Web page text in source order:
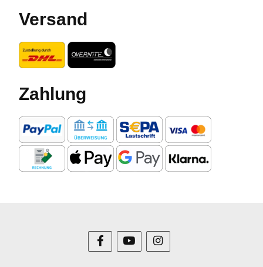
Versand
Zahlung